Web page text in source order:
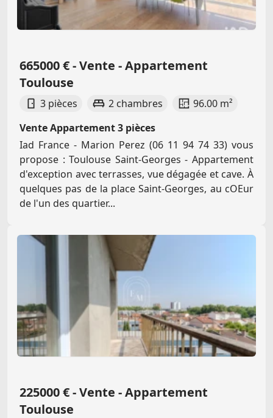
665000 € - Vente - Appartement
Toulouse
3 pièces 2 chambres
96.00 m²
Vente Appartement 3 pièces
Iad France - Marion Perez (06 11 94 74 33) vous
propose : Toulouse Saint-Georges - Appartement
d'exception avec terrasses, vue dégagée et cave. À
quelques pas de la place Saint-Georges, au cOEur
de l'un des quartier...
225000 € - Vente - Appartement
Toulouse